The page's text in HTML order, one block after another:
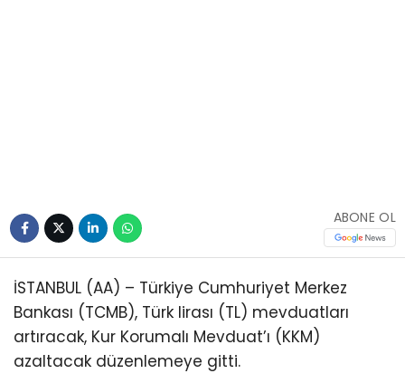
ABONE OL
İSTANBUL (AA) – Türkiye Cumhuriyet Merkez
Bankası (TCMB), Türk lirası (TL) mevduatları
artıracak, Kur Korumalı Mevduat’ı (KKM)
azaltacak düzenlemeye gitti.